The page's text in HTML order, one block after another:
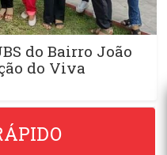
do Bairro João
do Viva